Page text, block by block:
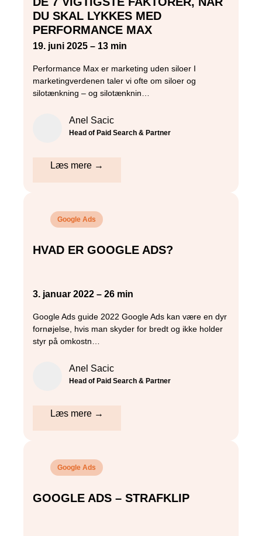
DU SKAL LYKKES MED
PERFORMANCE MAX
19. juni 2025 – 13 min
Performance Max er marketing uden siloer I
marketingverdenen taler vi ofte om siloer og
silotænkning – og silotænknin…
Anel Sacic
Head of Paid Search & Partner
Læs mere →
Google Ads
HVAD ER GOOGLE ADS?
3. januar 2022 – 26 min
Google Ads guide 2022 Google Ads kan være en dyr
fornøjelse, hvis man skyder for bredt og ikke holder
styr på omkostn…
Anel Sacic
Head of Paid Search & Partner
Læs mere →
Google Ads
GOOGLE ADS – STRAFKLIP